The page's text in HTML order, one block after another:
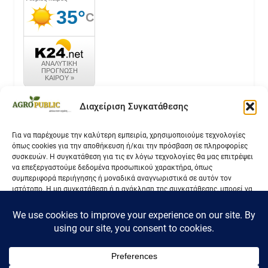
Διαχείριση Συγκατάθεσης
Για να παρέχουμε την καλύτερη εμπειρία, χρησιμοποιούμε τεχνολογίες
όπως cookies για την αποθήκευση ή/και την πρόσβαση σε πληροφορίες
συσκευών. Η συγκατάθεση για τις εν λόγω τεχνολογίες θα μας επιτρέψει
να επεξεργαστούμε δεδομένα προσωπικού χαρακτήρα, όπως
συμπεριφορά περιήγησης ή μοναδικά αναγνωριστικά σε αυτόν τον
ιστότοπο. Η μη συγκατάθεση ή η ανάκληση της συγκατάθεσης, μπορεί να
Αποδοχή
Δεν αποδέχομαι
καιρός k24.net
Επικοινωνία
Όροι Χρήσης